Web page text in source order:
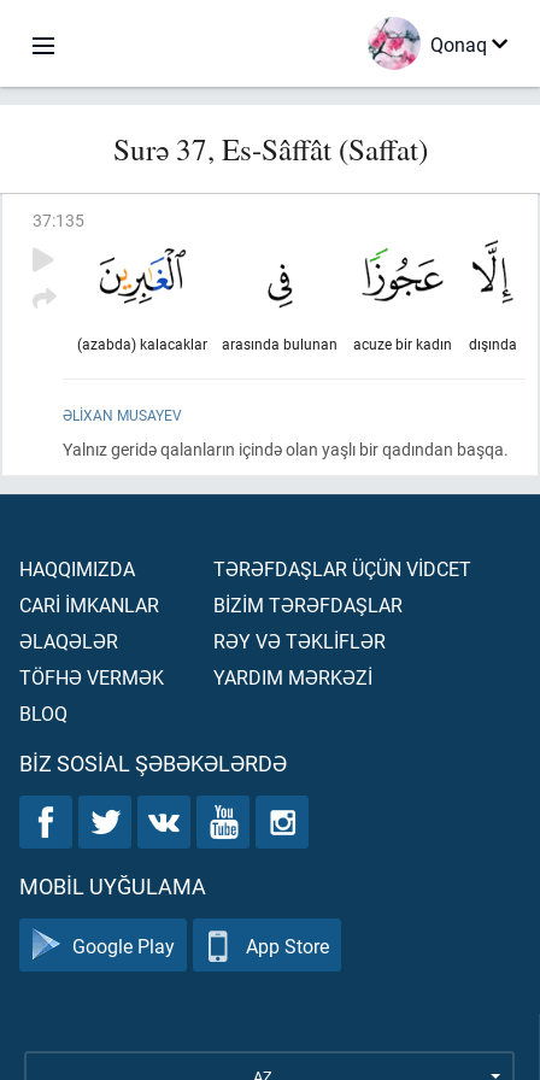
Qonaq
Surə 37, Es-Sâffât (Saffat)
37:135
dışında
acuze bir kadın
arasında bulunan
(azabda) kalacaklar
ƏLIXAN MUSAYEV
Yalnız geridə qalanların içində olan yaşlı bir qadından başqa.
HAQQIMIZDA
CARİ İMKANLAR
ƏLAQƏLƏR
TÖFHƏ VERMƏK
BLOQ
TƏRƏFDAŞLAR ÜÇÜN VİDCET
BİZİM TƏRƏFDAŞLAR
RƏY VƏ TƏKLİFLƏR
YARDIM MƏRKƏZİ
BIZ SOSIAL ŞƏBƏKƏLƏRDƏ
MOBIL UYĞULAMA
Google Play App Store